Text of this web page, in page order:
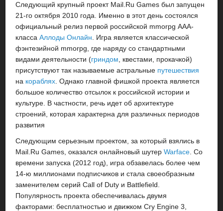
Следующий крупный проект Mail.Ru Games был запущен
21-го октября 2010 года. Именно в этот день состоялся
официальный релиз первой российской mmorpg ААА-
классаАллоды Онлайн . Игра является классической
фэнтезийной mmorpg, где наряду со стандартными
видами деятельности (гриндом , квестами, прокачкой)
присутствуют так называемые астральные путешествия
на кораблях . Однако главной фишкой проекта является
большое количество отсылок к российской истории и
культуре. В частности, речь идет об архитектуре
строений, которая характерна для различных периодов
развития
Следующим серьезным проектом, за который взялись в
Mail.Ru Games, оказался онлайновый шутерWarface . Со
времени запуска (2012 год), игра обзавелась более чем
14-ю миллионами подписчиков и стала своеобразным
заменителем серий Call of Duty и Battlefield.
Популярность проекта обеспечивалась двумя
факторами: бесплатностью и движком Cry Engine 3,